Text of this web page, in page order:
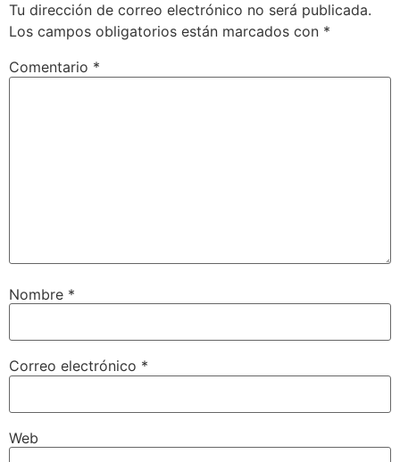
Tu dirección de correo electrónico no será publicada.
Los campos obligatorios están marcados con *
Comentario *
Nombre *
Correo electrónico *
Web